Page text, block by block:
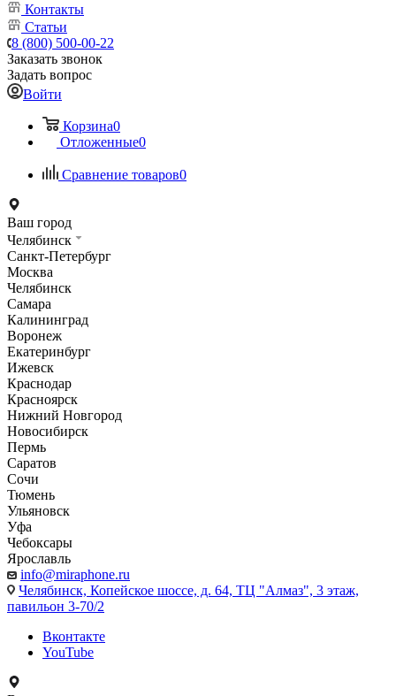
Контакты
Статьи
8 (800) 500-00-22
Заказать звонок
Задать вопрос
Войти
Корзина0
Отложенные0
Сравнение товаров0
Ваш город
Челябинск
Санкт-Петербург
Москва
Челябинск
Самара
Калининград
Воронеж
Екатеринбург
Ижевск
Краснодар
Красноярск
Нижний Новгород
Новосибирск
Пермь
Саратов
Сочи
Тюмень
Ульяновск
Уфа
Чебоксары
Ярославль
info@miraphone.ru
Челябинск, Копейское шоссе, д. 64, ТЦ "Алмаз", 3 этаж,
павильон 3-70/2
Вконтакте
YouTube